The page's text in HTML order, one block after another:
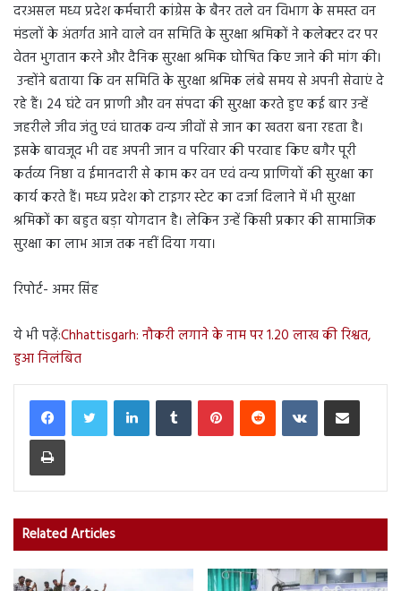
दरअसल मध्य प्रदेश कर्मचारी कांग्रेस के बैनर तले वन विभाग के समस्त वन
मंडलों के अंतर्गत आने वाले वन समिति के सुरक्षा श्रमिकों ने कलेक्टर दर पर
वेतन भुगतान करने और दैनिक सुरक्षा श्रमिक घोषित किए जाने की मांग की।
उन्होंने बताया कि वन समिति के सुरक्षा श्रमिक लंबे समय से अपनी सेवाएं दे
रहे हैं। 24 घंटे वन प्राणी और वन संपदा की सुरक्षा करते हुए कई बार उन्हें
जहरीले जीव जंतु एवं घातक वन्य जीवों से जान का खतरा बना रहता है।
इसके बावजूद भी वह अपनी जान व परिवार की परवाह किए बगैर पूरी
कर्तव्य निष्ठा व ईमानदारी से काम कर वन एवं वन्य प्राणियों की सुरक्षा का
कार्य करते हैं। मध्य प्रदेश को टाइगर स्टेट का दर्जा दिलाने में भी सुरक्षा
श्रमिकों का बहुत बड़ा योगदान है। लेकिन उन्हें किसी प्रकार की सामाजिक
सुरक्षा का लाभ आज तक नहीं दिया गया।
रिपोर्ट- अमर सिंह
ये भी पढ़ें:Chhattisgarh: नौकरी लगाने के नाम पर 1.20 लाख की रिश्वत,
हुआ निलंबित
LinkedInTumblr PinterestReddit VKontakteShare via Email
Print
Related Articles